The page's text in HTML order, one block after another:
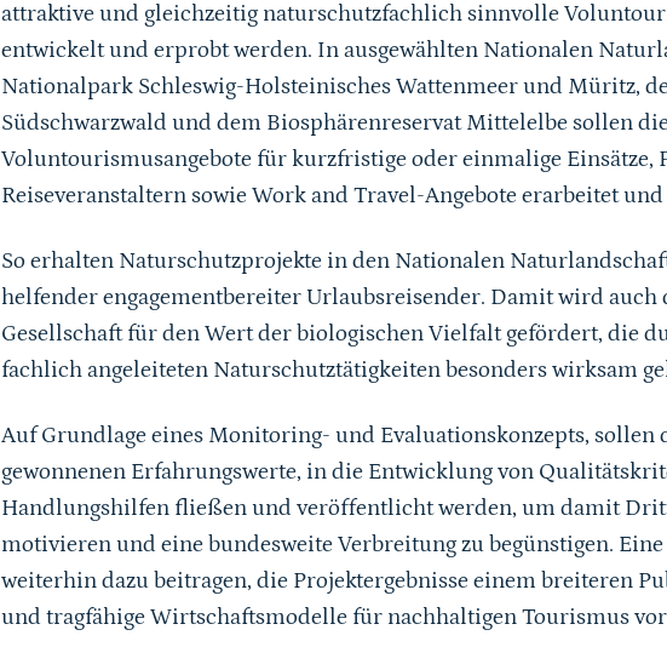
attraktive und gleichzeitig naturschutzfachlich sinnvolle
entwickelt und erprobt werden. In ausgewählten Nationalen
Nationalpark Schleswig-Holsteinisches Wattenmeer und Müritz,
Südschwarzwald und dem Biosphärenreservat Mittelelbe sollen
Voluntourismusangebote für kurzfristige oder einmalige Einsätze,
Reiseveranstaltern sowie Work and Travel-Angebote erarbeitet
So erhalten Naturschutzprojekte in den Nationalen
helfender engagementbereiter Urlaubsreisender. Damit wird auch
Gesellschaft für den Wert der biologischen Vielfalt gefördert, die
fachlich angeleiteten Naturschutztätigkeiten besonders wirksam
Auf Grundlage eines Monitoring- und Evaluationskonzepts, sollen
gewonnenen Erfahrungswerte, in die Entwicklung von
Handlungshilfen fließen und veröffentlicht werden, um damit
motivieren und eine bundesweite Verbreitung zu begünstigen.
weiterhin dazu beitragen, die Projektergebnisse einem breiteren
und tragfähige Wirtschaftsmodelle für nachhaltigen Tourismus